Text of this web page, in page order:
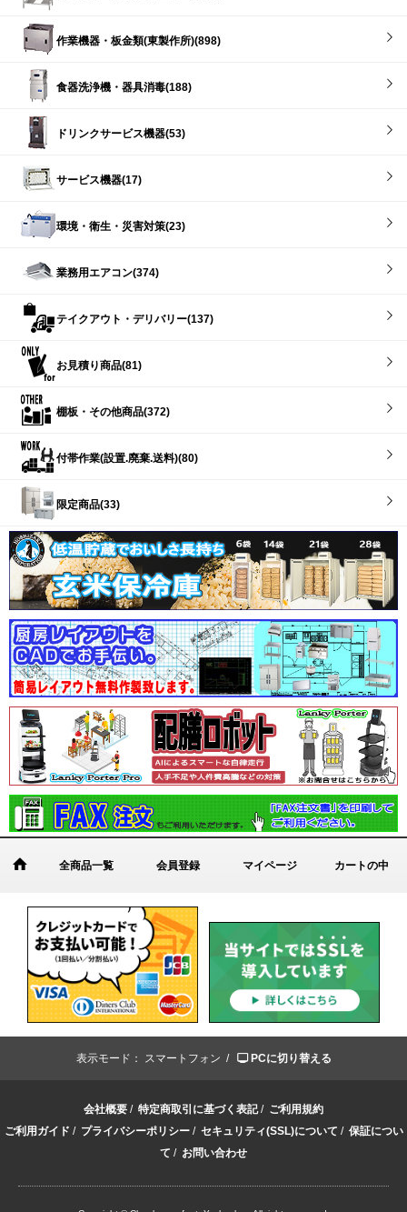
作業機器・板金類(東製作所)(898)
食器洗浄機・器具消毒(188)
ドリンクサービス機器(53)
サービス機器(17)
環境・衛生・災害対策(23)
業務用エアコン(374)
テイクアウト・デリバリー(137)
お見積り商品(81)
棚板・その他商品(372)
付帯作業(設置.廃棄.送料)(80)
限定商品(33)
全商品一覧 会員登録 マイページ カートの中
表示モード： スマートフォン / PCに切り替える
会社概要 / 特定商取引に基づく表記/ ご利用規約
ご利用ガイド / プライバシーポリシー/ セキュリティ(SSL)について / 保証につい
て / お問い合わせ